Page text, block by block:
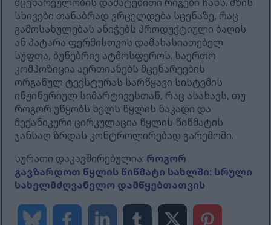
სხივები თანაბრად ვრცელდება სცენაზე, რაც
გამოსახულებას ანიჭებს პროდუქტიული ბაღის
ან პატარა ფერმისთვის დამახასიათებელ
სუფთა, ბუნებრივ ატმოსფეროს. საერთო
კომპოზიცია აერთიანებს მცენარეების
ორგანულ ტექსტურას სარწყავი სისტემის
ინჟინერიულ სიმარტივესთან, რაც ასახავს, თუ
როგორ უწყობს ხელს წყლის ნაკადი და
მექანიკური ცირკულაცია წყლის წიწმატის
ჯანსაღ ზრდას კონტროლირებად გარემოში.
სურათი დაკავშირებულია: როგორ
გავზარდოთ წყლის წიწმატი სახლში: სრული
სახელმძღვანელო დამწყებთათვის